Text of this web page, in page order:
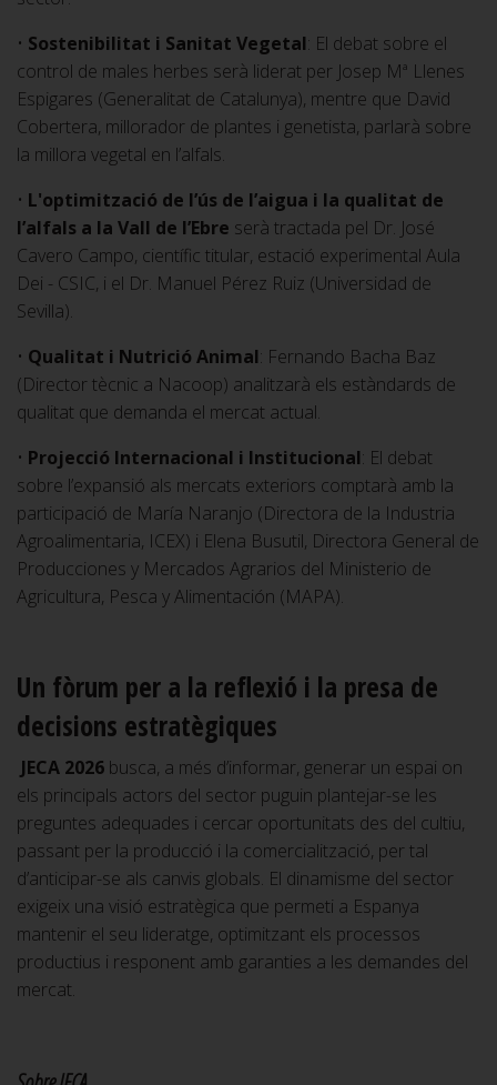
• Sostenibilitat i Sanitat Vegetal: El debat sobre el
control de males herbes serà liderat per Josep Mª Llenes
Espigares (Generalitat de Catalunya), mentre que David
Cobertera, millorador de plantes i genetista, parlarà sobre
la millora vegetal en l’alfals.
• L'optimització de l’ús de l’aigua i la qualitat de
l’alfals a la Vall de l’Ebre serà tractada pel Dr. José
Cavero Campo, científic titular, estació experimental Aula
Dei - CSIC, i el Dr. Manuel Pérez Ruiz (Universidad de
Sevilla).
• Qualitat i Nutrició Animal: Fernando Bacha Baz
(Director tècnic a Nacoop) analitzarà els estàndards de
qualitat que demanda el mercat actual.
• Projecció Internacional i Institucional: El debat
sobre l’expansió als mercats exteriors comptarà amb la
participació de María Naranjo (Directora de la Industria
Agroalimentaria, ICEX) i Elena Busutil, Directora General de
Producciones y Mercados Agrarios del Ministerio de
Agricultura, Pesca y Alimentación (MAPA).
Un fòrum per a la reflexió i la presa de
decisions estratègiques
JECA 2026 busca, a més d’informar, generar un espai on
els principals actors del sector puguin plantejar-se les
preguntes adequades i cercar oportunitats des del cultiu,
passant per la producció i la comercialització, per tal
d’anticipar-se als canvis globals. El dinamisme del sector
exigeix una visió estratègica que permeti a Espanya
mantenir el seu lideratge, optimitzant els processos
productius i responent amb garanties a les demandes del
mercat.